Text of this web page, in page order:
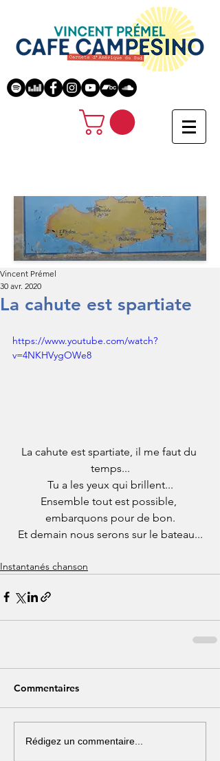
La cahute est spartiate
Vincent Prémel
30 avr. 2020
https://www.youtube.com/watch?
v=4NKHVygOWe8
La cahute est spartiate, il me faut du
temps...
Tu a les yeux qui brillent...
Ensemble tout est possible,
embarquons pour de bon.
Et demain nous serons sur le bateau...
Instantanés chanson
Commentaires
Rédigez un commentaire...